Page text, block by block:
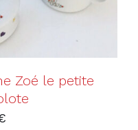
Zoé le petite